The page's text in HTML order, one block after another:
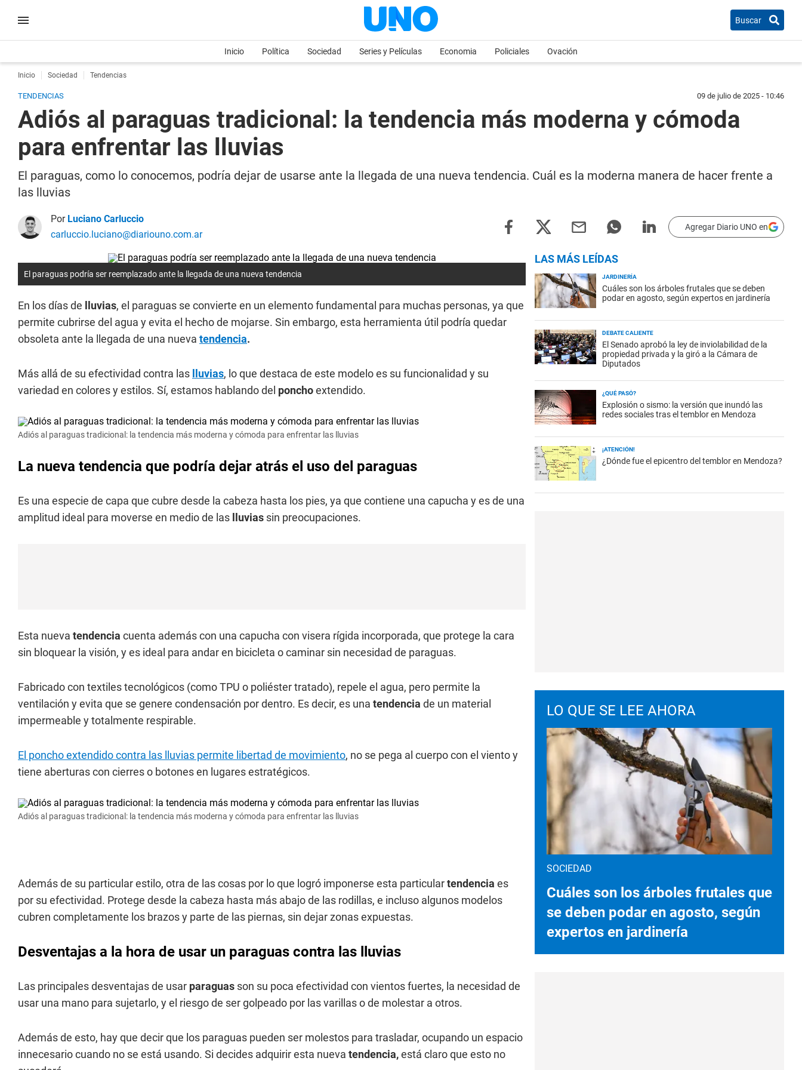
Buscar
Inicio Política Sociedad Series y Películas Economia Policiales Ovación
Inicio Sociedad Tendencias
TENDENCIAS 09 de julio de 2025 - 10:46
Adiós al paraguas tradicional: la tendencia más moderna y cómoda
para enfrentar las lluvias
El paraguas, como lo conocemos, podría dejar de usarse ante la llegada de una nueva tendencia. Cuál es la moderna manera de hacer frente a
las lluvias
Por Luciano Carluccio
carluccio.luciano@diariouno.com.ar
Agregar Diario UNO en
El paraguas podría ser reemplazado ante la llegada de una nueva tendencia
En los días de lluvias, el paraguas se convierte en un elemento fundamental para muchas personas, ya que
permite cubrirse del agua y evita el hecho de mojarse. Sin embargo, esta herramienta útil podría quedar
obsoleta ante la llegada de una nueva tendencia.
Más allá de su efectividad contra las lluvias, lo que destaca de este modelo es su funcionalidad y su
variedad en colores y estilos. Sí, estamos hablando del ponchoextendido.
Adiós al paraguas tradicional: la tendencia más moderna y cómoda para enfrentar las lluvias
La nueva tendencia que podría dejar atrás el uso del paraguas
Es una especie de capa que cubre desde la cabeza hasta los pies, ya que contiene una capucha y es de una
amplitud ideal para moverse en medio de las
lluvias sin preocupaciones.
Esta nueva tendencia cuenta además con una capucha con visera rígida incorporada, que protege la cara
sin bloquear la visión, y es ideal para andar en bicicleta o caminar sin necesidad de paraguas.
Fabricado con textiles tecnológicos (como TPU o poliéster tratado), repele el agua, pero permite la
ventilación y evita que se genere condensación por dentro. Es decir, es una tendencia de un material
impermeable y totalmente respirable.
El poncho extendido contra las lluvias permite libertad de movimiento, no se pega al cuerpo con el viento y
tiene aberturas con cierres o botones en lugares estratégicos.
Adiós al paraguas tradicional: la tendencia más moderna y cómoda para enfrentar las lluvias
Además de su particular estilo, otra de las cosas por lo que logró imponerse esta particulartendencia es
por su efectividad. Protege desde la cabeza hasta más abajo de las rodillas, e incluso algunos modelos
cubren completamente los brazos y parte de las piernas, sin dejar zonas expuestas.
Desventajas a la hora de usar un paraguas contra las lluvias
Las principales desventajas de usar paraguas son su poca efectividad con vientos fuertes, la necesidad de
usar una mano para sujetarlo, y el riesgo de ser golpeado por las varillas o de molestar a otros.
Además de esto, hay que decir que los paraguas pueden ser molestos para trasladar, ocupando un espacio
innecesario cuando no se está usando. Si decides adquirir esta nueva tendencia,está claro que esto no
LAS MÁS LEÍDAS
JARDINERÍA
Cuáles son los árboles frutales que se deben
podar en agosto, según expertos en jardinería
DEBATE CALIENTE
El Senado aprobó la ley de inviolabilidad de la
propiedad privada y la giró a la Cámara de
Diputados
¿QUÉ PASÓ?
Explosión o sismo: la versión que inundó las
redes sociales tras el temblor en Mendoza
¡ATENCIÓN!
¿Dónde fue el epicentro del temblor en Mendoza?
LO QUE SE LEE AHORA
SOCIEDAD
Cuáles son los árboles frutales que
se deben podar en agosto, según
expertos en jardinería